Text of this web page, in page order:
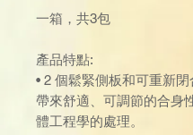
一箱，共3包
產品特點:
• 2 個鬆緊側板和可重新
帶來舒適、可調節的合身
體工程學的處理。